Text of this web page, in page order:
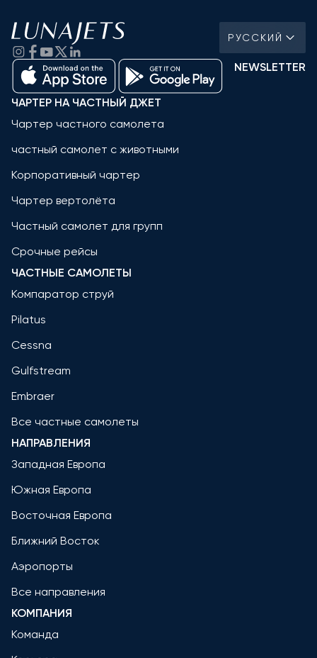
РУССКИЙ
NEWSLETTER
ЧАРТЕР НА ЧАСТНЫЙ ДЖЕТ
Чартер частного самолета
частный самолет с животными
Корпоративный чартер
Чартер вертолёта
Частный самолет для групп
Срочные рейсы
ЧАСТНЫЕ САМОЛЕТЫ
Компаратор струй
Pilatus
Cessna
Gulfstream
Embraer
Все частные самолеты
НАПРАВЛЕНИЯ
Западная Европа
Южная Европа
Восточная Европа
Ближний Восток
Аэропорты
Все направления
КОМПАНИЯ
Команда